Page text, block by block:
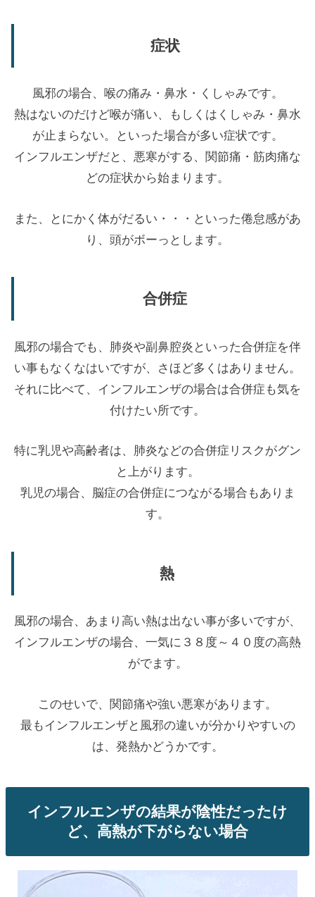
症状
風邪の場合、喉の痛み・鼻水・くしゃみです。
熱はないのだけど喉が痛い、もしくはくしゃみ・鼻水
が止まらない。といった場合が多い症状です。
インフルエンザだと、悪寒がする、関節痛・筋肉痛な
どの症状から始まります。
また、とにかく体がだるい・・・といった倦怠感があ
り、頭がボーっとします。
合併症
風邪の場合でも、肺炎や副鼻腔炎といった合併症を伴
い事もなくなはいですが、さほど多くはありません。
それに比べて、インフルエンザの場合は合併症も気を
付けたい所です。
特に乳児や高齢者は、肺炎などの合併症リスクがグン
と上がります。
乳児の場合、脳症の合併症につながる場合もありま
す。
熱
風邪の場合、あまり高い熱は出ない事が多いですが、
インフルエンザの場合、一気に３８度～４０度の高熱
がでます。
このせいで、関節痛や強い悪寒があります。
最もインフルエンザと風邪の違いが分かりやすいの
は、発熱かどうかです。
インフルエンザの結果が陰性だったけ
ど、高熱が下がらない場合